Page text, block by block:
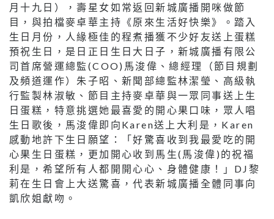
月十九日），壽星女如常返回新城廣播開咪做節
目，與拍檔麥卓華主持《原來生活好快樂》。踏入
生日月份，人緣極佳的程煮播獲不少好友送上蛋糕
預祝生日，是日正日生日大日子，新城廣播有限公
司首席營運總監(COO)馬浚偉、總經理（節目規劃
及頻道運作）朱子昭、新聞部總監林潔瑩、高級執
行監製林淑敏、節目主持麥卓華與一眾同事送上生
日蛋糕，特意挑選她最喜愛的開心果口味，眾人唱
生日歌後，馬浚偉即向Karen送上大利是，Karen
感動地許下生日願望：「好驚喜收到我最愛吃的開
心果生日蛋糕，更加開心收到馬生(馬浚偉)的祝福
利是，希望所有人都開開心心、身體健康！」DJ黎
莉在生日會上大送驚喜，代表新城廣播全體同事向
凱欣姐獻吻。